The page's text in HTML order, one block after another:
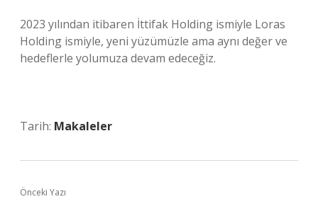
2023 yılından itibaren İttifak Holding ismiyle Loras
Holding ismiyle, yeni yüzümüzle ama aynı değer ve
hedeflerle yolumuza devam edeceğiz.
Tarih: Makaleler
Önceki Yazı